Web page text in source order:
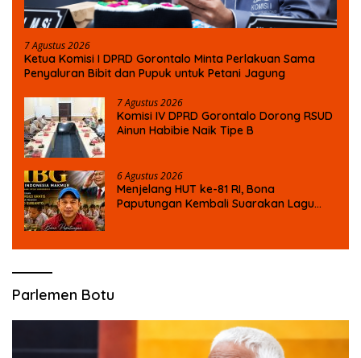
7 Agustus 2026
Ketua Komisi I DPRD Gorontalo Minta Perlakuan Sama
Penyaluran Bibit dan Pupuk untuk Petani Jagung
7 Agustus 2026
Komisi IV DPRD Gorontalo Dorong RSUD
Ainun Habibie Naik Tipe B
6 Agustus 2026
Menjelang HUT ke-81 RI, Bona
Paputungan Kembali Suarakan Lagu
Parlemen Botu